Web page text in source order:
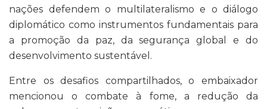
nações defendem o multilateralismo e o diálogo
diplomático como instrumentos fundamentais para
a promoção da paz, da segurança global e do
desenvolvimento sustentável.
Entre os desafios compartilhados, o embaixador
mencionou o combate à fome, a redução da